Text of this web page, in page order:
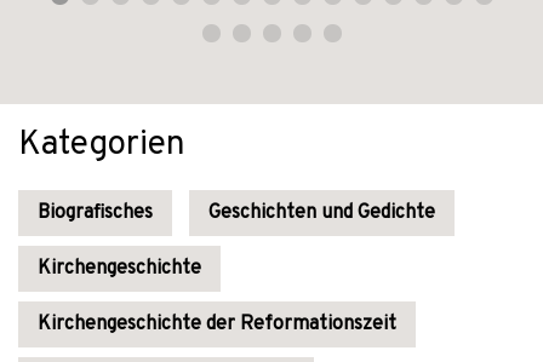
Kategorien
Biografisches Geschichten und Gedichte
Kirchengeschichte
Kirchengeschichte der Reformationszeit